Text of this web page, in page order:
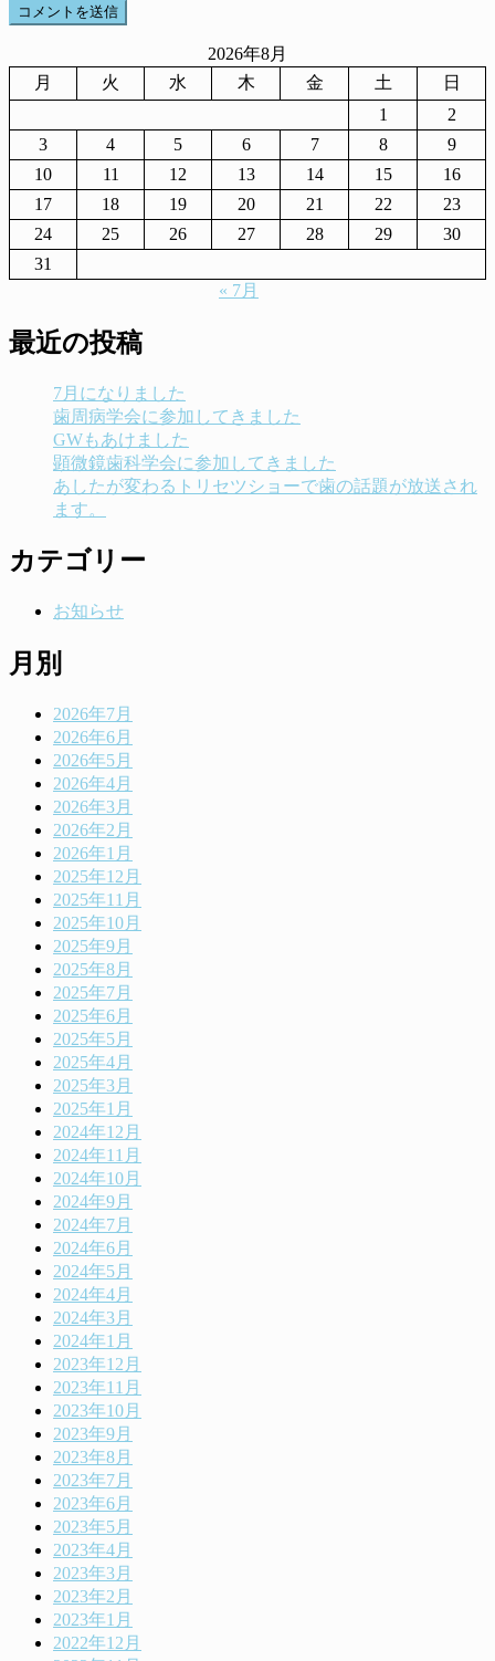
2026年8月
月
火 水 木 金 土
日
1
2
3
4 5 6 7 8
9
10
11 12 13 14 15
16
17
18 19 20 21 22
23
24
25 26 27 28 29
30
31
« 7月
最近の投稿
7月になりました
歯周病学会に参加してきました
GWもあけました
顕微鏡歯科学会に参加してきました
あしたが変わるトリセツショーで歯の話題が放送され
ます。
カテゴリー
お知らせ
月別
2026年7月
2026年6月
2026年5月
2026年4月
2026年3月
2026年2月
2026年1月
2025年12月
2025年11月
2025年10月
2025年9月
2025年8月
2025年7月
2025年6月
2025年5月
2025年4月
2025年3月
2025年1月
2024年12月
2024年11月
2024年10月
2024年9月
2024年7月
2024年6月
2024年5月
2024年4月
2024年3月
2024年1月
2023年12月
2023年11月
2023年10月
2023年9月
2023年8月
2023年7月
2023年6月
2023年5月
2023年4月
2023年3月
2023年2月
2023年1月
2022年12月